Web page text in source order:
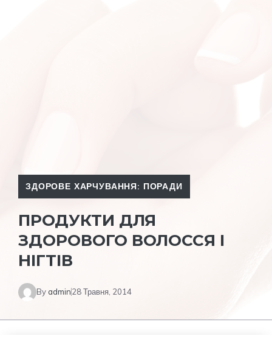
ЗДОРОВЕ ХАРЧУВАННЯ: ПОРАДИ
ПРОДУКТИ ДЛЯ
ЗДОРОВОГО ВОЛОССЯ І
НІГТІВ
By admin28 Травня, 2014